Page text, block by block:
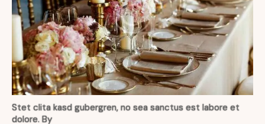
Stet clita kasd gubergren, no sea sanctus est labore et
dolore. By